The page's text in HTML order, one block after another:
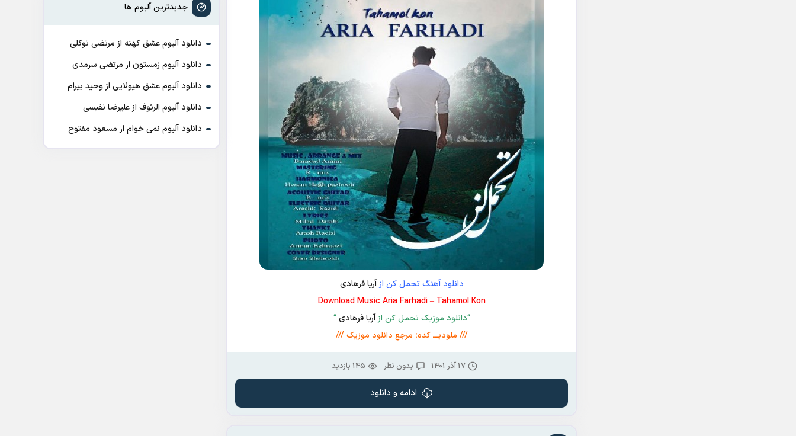
دانلود آهنگ تحمل کن ازآریا فرهادی
Download Music Aria Farhadi – Tahamol Kon
“دانلود موزیک تحمل کن ازآریا فرهادی“
/// ملودیـــ کده؛ مرجع دانلود موزیک ///
17 آذر 1401 بدون نظر 145 بازدید
ادامه و دانلود
جدیدترین آلبوم ها
دانلود آلبوم عشق کهنه از مرتضی توکلی
دانلود آلبوم زمستون از مرتضی سرمدی
دانلود آلبوم عشق هیولایی از وحید بیرام
دانلود آلبوم الرئوف از علیرضا نفیسی
دانلود آلبوم نمی خوام از مسعود مفتوح